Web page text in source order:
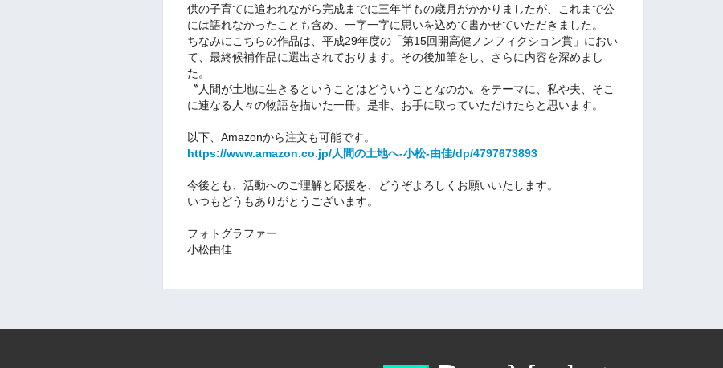
供の子育てに追われながら完成までに三年半もの歳月がかかりましたが、これまで公
には語れなかったことも含め、一字一字に思いを込めて書かせていただきました。
ちなみにこちらの作品は、平成29年度の「第15回開高健ノンフィクション賞」におい
て、最終候補作品に選出されております。その後加筆をし、さらに内容を深めまし
た。
〝人間が土地に生きるということはどういうことなのか〟をテーマに、私や夫、そこ
に連なる人々の物語を描いた一冊。 是非、お手に取っていただけたらと思います。
以下、Amazonから注文も可能です。
https://www.amazon.co.jp/人間の土地へ-小松-由佳/dp/4797673893
今後とも、活動へのご理解と応援を、どうぞよろしくお願いいたします。
いつもどうもありがとうございます。
フォトグラファー
小松由佳